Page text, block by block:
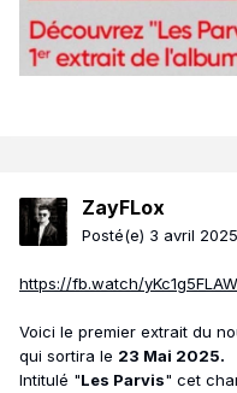
ZayFLox
Posté(e) 3 avril 2025
https://fb.watch/
Voici le premier extrait du
qui sortira le 23 Mai 2025.
Intitulé "Les Parvis" cet